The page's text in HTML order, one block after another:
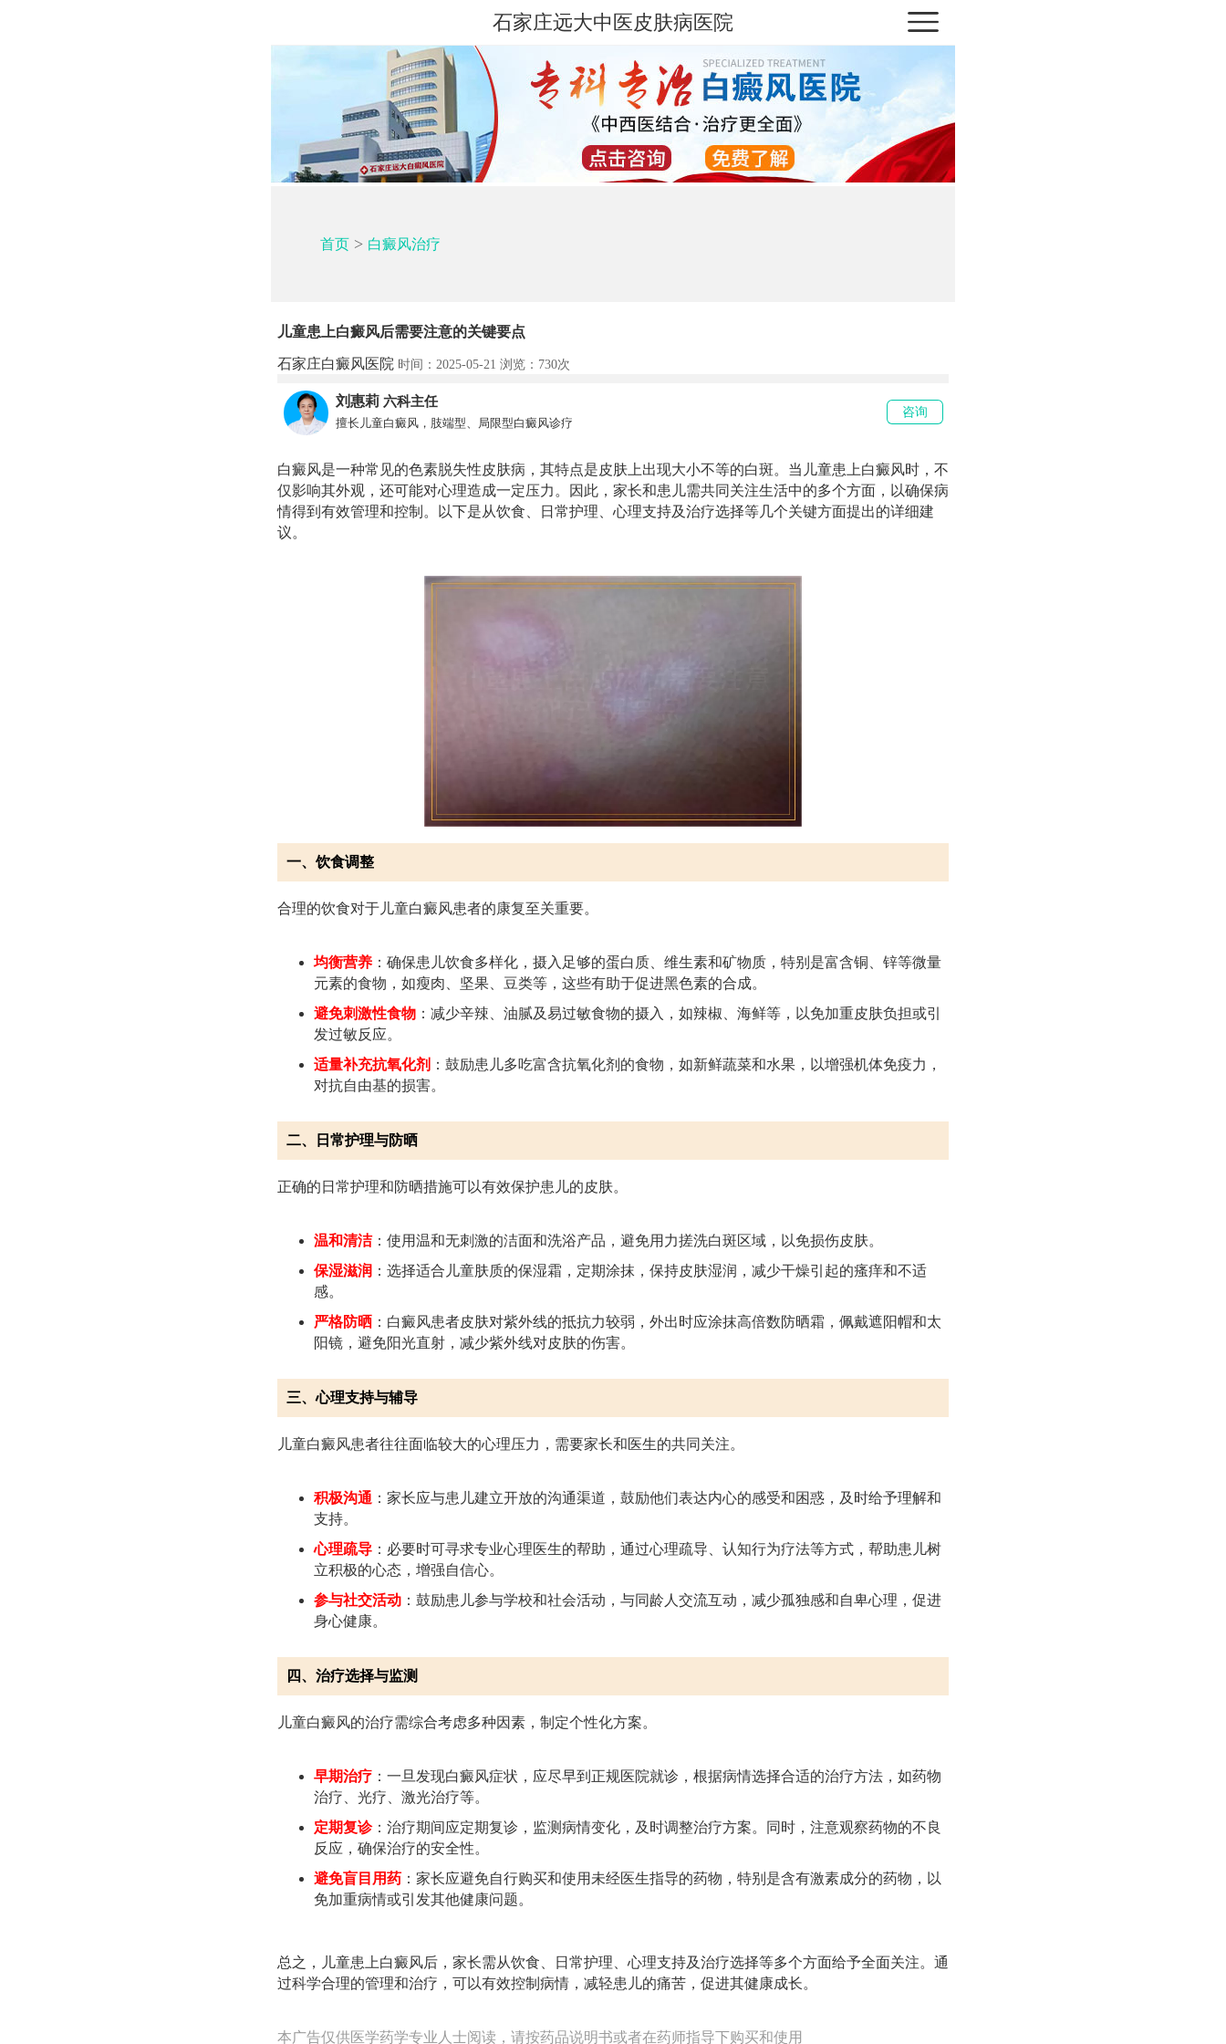
石家庄远大中医皮肤病医院
首页> 白癜风治疗
儿童患上白癜风后需要注意的关键要点
石家庄白癜风医院 时间：2025-05-21 浏览： 730次
刘惠莉 六科主任
擅长儿童白癜风，肢端型、局限型白癜风诊疗
咨询
白癜风是一种常见的色素脱失性皮肤病，其特点是皮肤上出现大小不等的白斑。当儿童患上白癜风时，不
仅影响其外观，还可能对心理造成一定压力。因此，家长和患儿需共同关注生活中的多个方面，以确保病
情得到有效管理和控制。以下是从饮食、日常护理、心理支持及治疗选择等几个关键方面提出的详细建
议。
一、饮食调整
合理的饮食对于儿童白癜风患者的康复至关重要。
均衡营养 ：确保患儿饮食多样化，摄入足够的蛋白质、维生素和矿物质，特别是富含铜、锌等微量
元素的食物，如瘦肉、坚果、豆类等，这些有助于促进黑色素的合成。
避免刺激性食物 ：减少辛辣、油腻及易过敏食物的摄入，如辣椒、海鲜等，以免加重皮肤负担或引
发过敏反应。
适量补充抗氧化剂 ：鼓励患儿多吃富含抗氧化剂的食物，如新鲜蔬菜和水果，以增强机体免疫力，
对抗自由基的损害。
二、日常护理与防晒
正确的日常护理和防晒措施可以有效保护患儿的皮肤。
温和清洁：使用温和无刺激的洁面和洗浴产品，避免用力搓洗白斑区域，以免损伤皮肤。
保湿滋润 ：选择适合儿童肤质的保湿霜，定期涂抹，保持皮肤湿润，减少干燥引起的瘙痒和不适
感。
严格防晒 ：白癜风患者皮肤对紫外线的抵抗力较弱，外出时应涂抹高倍数防晒霜，佩戴遮阳帽和太
阳镜，避免阳光直射，减少紫外线对皮肤的伤害。
三、心理支持与辅导
儿童白癜风患者往往面临较大的心理压力，需要家长和医生的共同关注。
积极沟通 ：家长应与患儿建立开放的沟通渠道，鼓励他们表达内心的感受和困惑，及时给予理解和
支持。
心理疏导 ：必要时可寻求专业心理医生的帮助，通过心理疏导、认知行为疗法等方式，帮助患儿树
立积极的心态，增强自信心。
参与社交活动 ：鼓励患儿参与学校和社会活动，与同龄人交流互动，减少孤独感和自卑心理，促进
身心健康。
四、治疗选择与监测
儿童白癜风的治疗需综合考虑多种因素，制定个性化方案。
早期治疗 ：一旦发现白癜风症状，应尽早到正规医院就诊，根据病情选择合适的治疗方法，如药物
治疗、光疗、激光治疗等。
定期复诊：治疗期间应定期复诊，监测病情变化，及时调整治疗方案。同时，注意观察药物的不良
反应，确保治疗的安全性。
避免盲目用药 ：家长应避免自行购买和使用未经医生指导的药物，特别是含有激素成分的药物，以
免加重病情或引发其他健康问题。
总之，儿童患上白癜风后，家长需从饮食、日常护理、心理支持及治疗选择等多个方面给予全面关注。通
过科学合理的管理和治疗，可以有效控制病情，减轻患儿的痛苦，促进其健康成长。
本广告仅供医学药学专业人士阅读，请按药品说明书或者在药师指导下购买和使用